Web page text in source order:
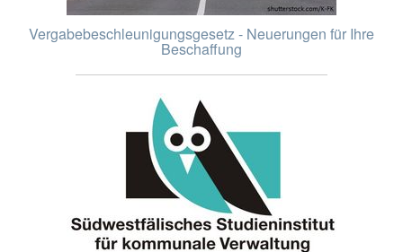
Vergabebeschleunigungsgesetz - Neuerungen für Ihre
Beschaffung